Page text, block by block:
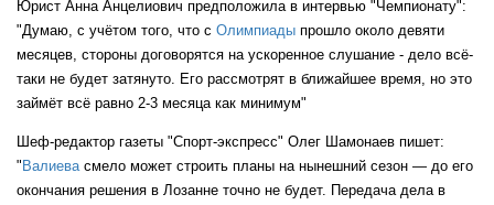
Юрист Анна Анцелиович предположила в интервью "Чемпионату":
"Думаю, с учётом того, что с Олимпиады прошло около девяти
месяцев, стороны договорятся на ускоренное слушание - дело всё-
таки не будет затянуто. Его рассмотрят в ближайшее время, но это
займёт всё равно 2-3 месяца как минимум"
Шеф-редактор газеты "Спорт-экспресс" Олег Шамонаев пишет:
" Валиевасмело может строить планы на нынешний сезон — до его
окончания решения в Лозанне точно не будет. Передача дела в